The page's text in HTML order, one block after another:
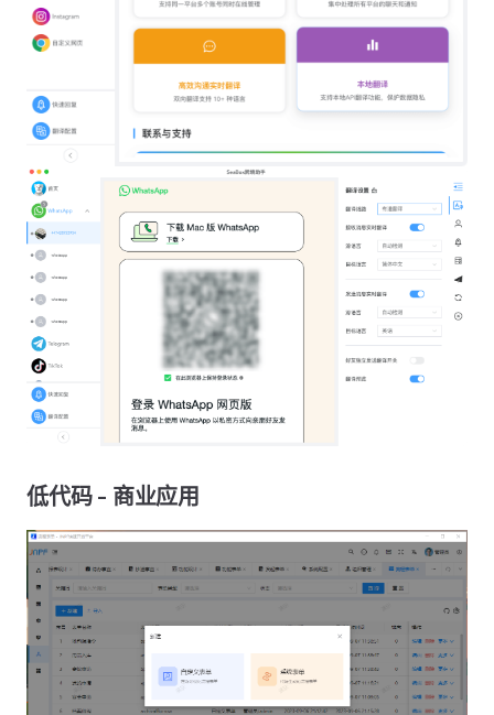
低代码 - 商业应用